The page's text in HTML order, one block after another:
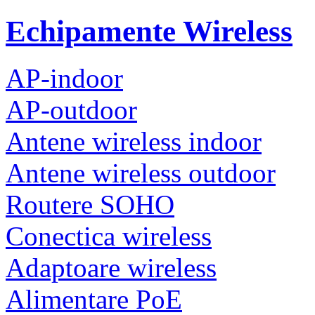
Echipamente Wireless
AP-indoor
AP-outdoor
Antene wireless indoor
Antene wireless outdoor
Routere SOHO
Conectica wireless
Adaptoare wireless
Alimentare PoE